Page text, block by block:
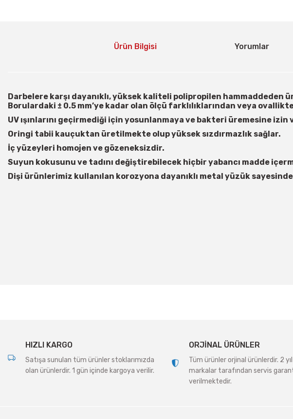
Ürün Bilgisi Yorumlar
Darbelere karşı dayanıklı, yüksek kaliteli polipropilen hammaddeden
Borulardaki ± 0.5 mm’ye kadar olan ölçü farklılıklarından veya
UV ışınlarını geçirmediği için yosunlanmaya ve bakteri üremesine izin
Oringi tabii kauçuktan üretilmekte olup yüksek sızdırmazlık sağlar.
İç yüzeyleri homojen ve gözeneksizdir.
Suyun kokusunu ve tadını değiştirebilecek hiçbir yabancı madde
Dişi ürünlerimiz kullanılan korozyona dayanıklı metal yüzük
HIZLI KARGO
Satışa sunulan tüm ürünler stoklarımızda
olan ürünlerdir. 1 gün içinde kargoya verilir.
ORJİNAL ÜRÜNLER
Tüm ürünler orjinal ürünlerdir. 2 yıl
markalar tarafından servis
verilmektedir.